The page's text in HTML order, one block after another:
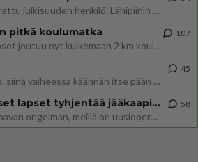
Martina Aitolehti on seurattu julkisuuden henkilö. Lähipiiriin mahtuu muitakin tunnettuja henkilöitä. Tiesitkö, että Ma
pitkä koulumatka
Hesarissa päivitellään lapset joutuu nyt kulkemaan 2 km kouluun jösses. Ruostefillarilla tuo matka menee vaikka miten äk
107
Mutta mies vain tuijottaa, siinä vaiheessa käännän itse pään pois. Mikä juttu? Yleensä jos joku tuijottaa tai katsoo, hä
45
Uusioperheen aikuiset lapset tyhjentää jääkaapin käydessään
Miten selvittäisitte seuraavan ongelman, meillä on uusioperhe, minulla teini-ikäiset lapset ja puolisolla aikuiset, jotk
58